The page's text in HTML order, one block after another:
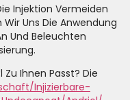
Injektion Vermeiden
Uns Die Anwendung
Und Beleuchten
Zu Ihnen Passt? Die
injizierbare-